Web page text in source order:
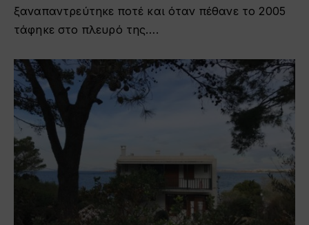
ξαναπαντρεύτηκε ποτέ και όταν πέθανε το 2005
τάφηκε στο πλευρό της….